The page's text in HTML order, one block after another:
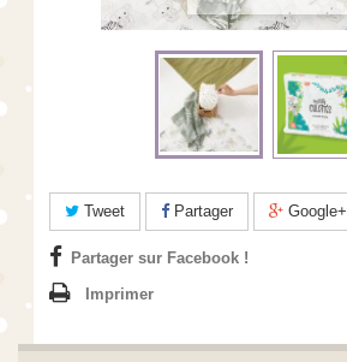
Tweet Partager Google+
Partager sur Facebook !
Imprimer